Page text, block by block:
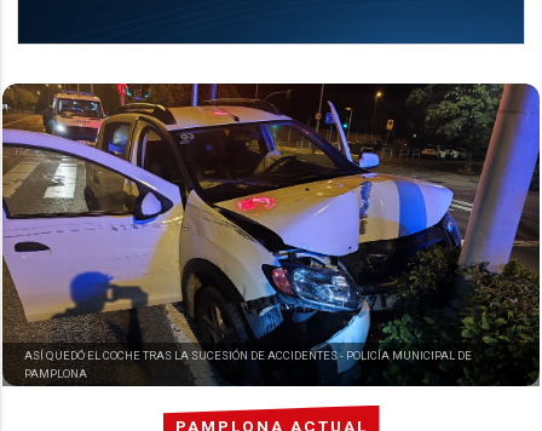
PAMPLONA ACTUAL
ASÍ QUEDÓ EL COCHE TRAS LA SUCESIÓN DE ACCIDENTES - POLICÍA MUNICIPAL DE
PAMPLONA